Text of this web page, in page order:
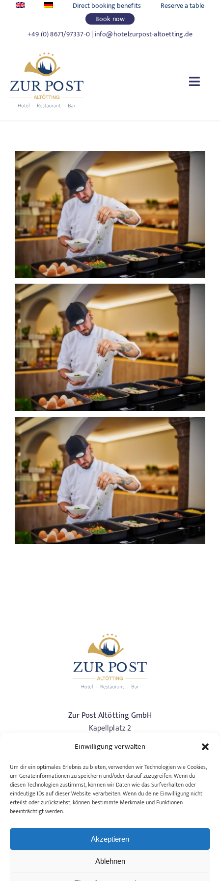
Einwilligung verwalten
Um dir ein optimales Erlebnis zu bieten, verwenden wir Technologien wie Cookies,
um Geräteinformationen zu speichern und/oder darauf zuzugreifen. Wenn du
diesen Technologien zustimmst, können wir Daten wie das Surfverhalten oder
eindeutige IDs auf dieser Website verarbeiten. Wenn du deine Einwilligung nicht
erteilst oder zurückziehst, können bestimmte Merkmale und Funktionen
beeinträchtigt werden.
Akzeptieren
Ablehnen
Direct booking benefits
Reserve a table
Book now
+49 (0) 8671/97337-0| info@hotelzurpost-altoetting.de
LIVING
FOOD & DRINKS
CELEBRATIONS & MEETINGS
AROUND ALTÖTTING
OFFERS
GOOD TO KNOW
Zur Post Altötting GmbH
Kapellplatz 2
84503 Altötting
Phone:
+49 (0) 8671/97337-0
info@hotelzurpost-altoetting.de
Rooms & Suites
Reserve A Table
Celebrations & Meetings
Imprint
Privacy Policy